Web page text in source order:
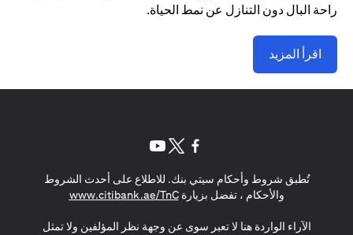
راحة البال دون التنازل عن نمط الحياة.
اقرأ المزيد
تُطبق شروط وأحكام سيتي بنك. للاطلاع على أحدث الشروط
والأحكام ، تفضل بزيارةwww.citibank.ae/TnC
(opens in a new tab)
الآراء الواردة هنا لا تعبر سوى عن وجهة نظر المؤلفين ولا تمثل